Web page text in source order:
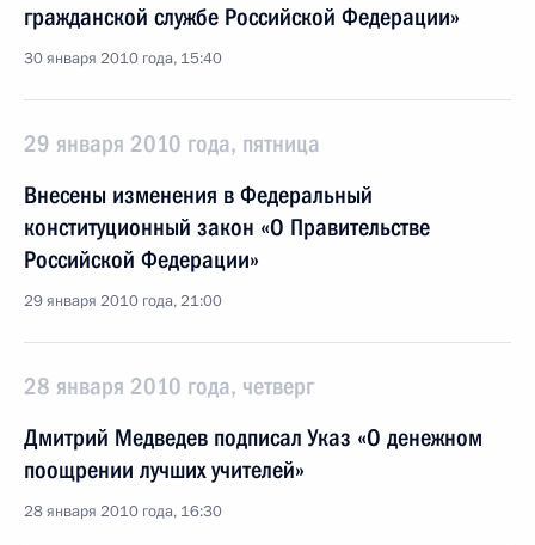
гражданской службе Российской Федерации»
30 января 2010 года, 15:40
29 января 2010 года, пятница
Внесены изменения в Федеральный
конституционный закон «О Правительстве
Российской Федерации»
29 января 2010 года, 21:00
28 января 2010 года, четверг
Дмитрий Медведев подписал Указ «О денежном
поощрении лучших учителей»
28 января 2010 года, 16:30